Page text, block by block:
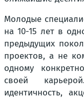
Молодые
на 10-15 лет в
предыдущих
проектов, а не
одному
своей
идентичность,